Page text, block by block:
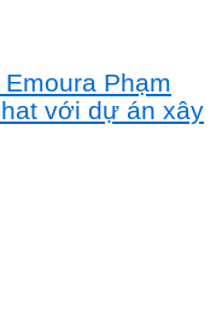
Phạm
với dự án xây